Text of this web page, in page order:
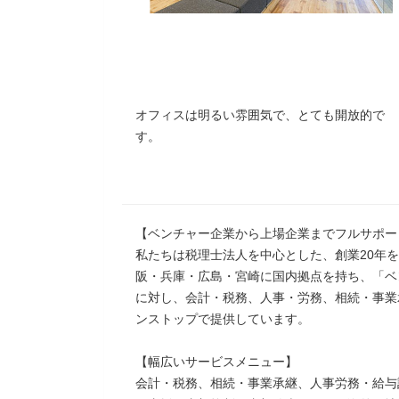
オフィスは明るい雰囲気で、とても開放的で
す。
【ベンチャー企業から上場企業までフルサポ
私たちは税理士法人を中心とした、創業20年
阪・兵庫・広島・宮崎に国内拠点を持ち、「
に対し、会計・税務、人事・労務、相続・事
ンストップで提供しています。
【幅広いサービスメニュー】
会計・税務、相続・事業承継、人事労務・給